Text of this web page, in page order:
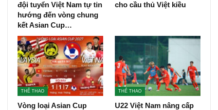
đội tuyển Việt Nam tự tin
hướng đến vòng chung
kết Asian Cup…
cho cầu thủ Việt kiều
THỂ THAO
Vòng loại Asian Cup
THỂ THAO
U22 Việt Nam nâng cấp